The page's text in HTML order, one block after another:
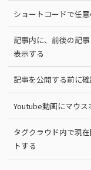
ショートコードで任
記事内に、前後の記
表示する
記事を公開する前に
Youtube動画にマウス
タグクラウド内で現
トする